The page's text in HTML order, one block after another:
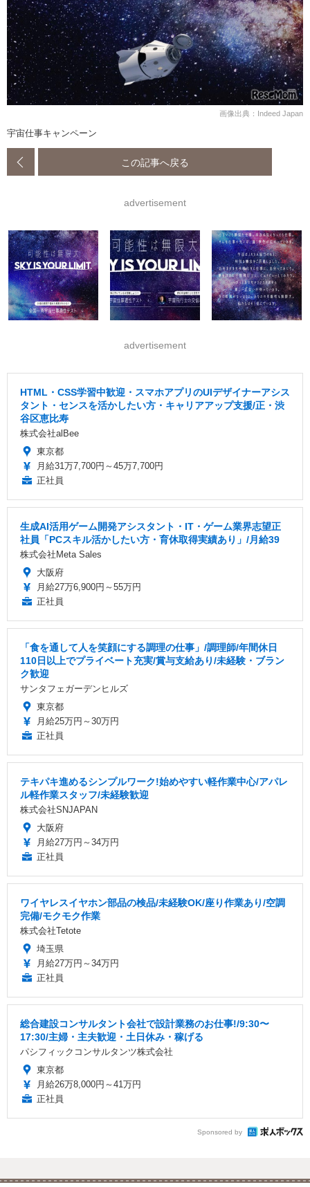
画像出典：Indeed Japan
宇宙仕事キャンペーン
この記事へ戻る
advertisement
advertisement
HTML・CSS学習中歓迎・スマホアプリのUIデザイナーアシス
タント・センスを活かしたい方・キャリアアップ支援/正・渋
谷区恵比寿
株式会社alBee
東京都
月給31万7,700円～45万7,700円
正社員
生成AI活用ゲーム開発アシスタント・IT・ゲーム業界志望正
社員「PCスキル活かしたい方・育休取得実績あり」/月給39
株式会社Meta Sales
大阪府
月給27万6,900円～55万円
正社員
「食を通して人を笑顔にする調理の仕事」/調理師/年間休日
110日以上でプライベート充実/賞与支給あり/未経験・ブラン
ク歓迎
サンタフェガーデンヒルズ
東京都
月給25万円～30万円
正社員
テキパキ進めるシンプルワーク!始めやすい軽作業中心/アパレ
ル軽作業スタッフ/未経験歓迎
株式会社SNJAPAN
大阪府
月給27万円～34万円
正社員
ワイヤレスイヤホン部品の検品/未経験OK/座り作業あり/空調
完備/モクモク作業
株式会社Tetote
埼玉県
月給27万円～34万円
正社員
総合建設コンサルタント会社で設計業務のお仕事!/9:30〜
17:30/主婦・主夫歓迎・土日休み・稼げる
パシフィックコンサルタンツ株式会社
東京都
月給26万8,000円～41万円
正社員
Sponsored by